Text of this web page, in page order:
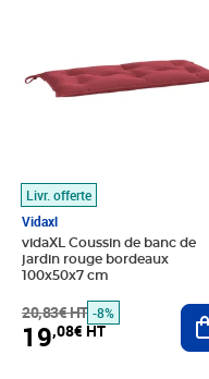
Livr. offerte
Vidaxl
vidaXL Coussin de banc de
jardin rouge bordeaux
100x50x7 cm
20,83€ HT -8%
19,08€ HT